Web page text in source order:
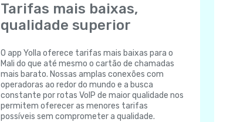
Tarifas mais baixas,
qualidade superior
O app Yolla oferece tarifas mais baixas para o
Mali do que até mesmo o cartão de chamadas
mais barato. Nossas amplas conexões com
operadoras ao redor do mundo e a busca
constante por rotas VoIP de maior qualidade nos
permitem oferecer as menores tarifas
possíveis sem comprometer a qualidade.